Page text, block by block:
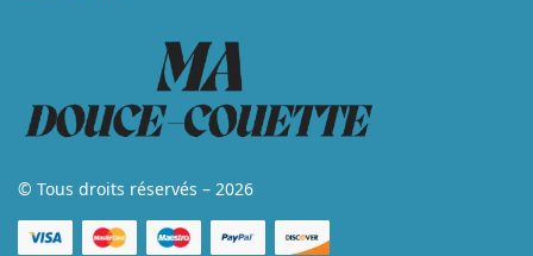
© Tous droits réservés – 2026